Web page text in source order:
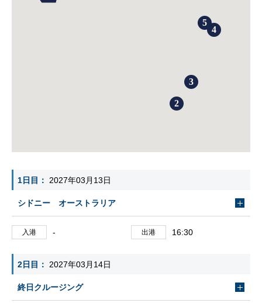
2
3
4
5
1日目 2027年03月13日
シドニー オーストラリア
入港 - 出港 16:30
2日目 2027年03月14日
終日クルージング